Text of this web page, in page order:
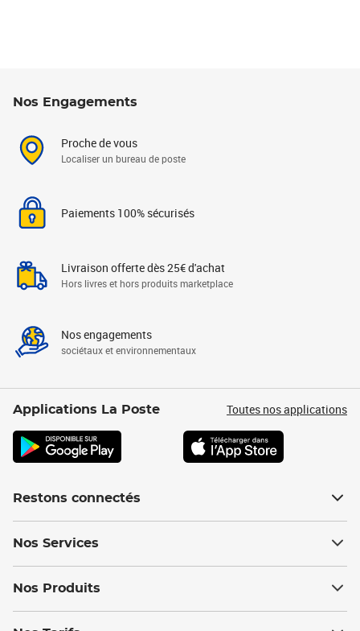
Nos Engagements
Proche de vous
Localiser un bureau de poste
Paiements 100% sécurisés
Livraison offerte dès 25€ d'achat
Hors livres et hors produits marketplace
Nos engagements
sociétaux et environnementaux
Applications La Poste Toutes nos applications
Restons connectés
Nos Services
Nos Produits